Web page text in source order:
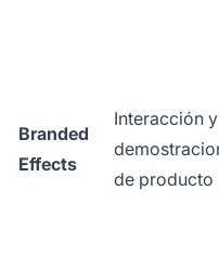
Branded
Effects
Interacción y
de producto